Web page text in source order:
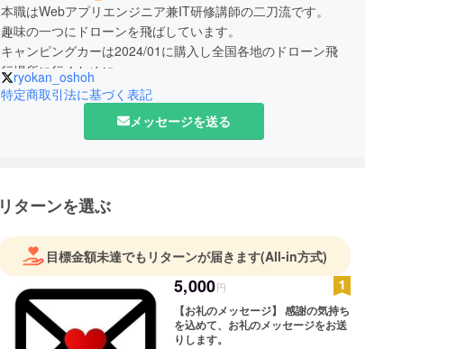
本職はWebアプリエンジニア兼IT研修講師の二刀流です。
趣味の一つにドローンを飛ばしています。
キャンピングカーは2024/01に購入し全国各地のドローン飛
行場所に行くために
車中泊しながら旅をします。
ryokan_oshoh
特定商取引法に基づく表記
メッセージを送る
リターンを選ぶ
目標金額未達でもリターンが届きます(All-in方式)
5,000円
【お礼のメッセージ】 感謝の気持ち
を込めて、お礼のメッセージをお送
りします。